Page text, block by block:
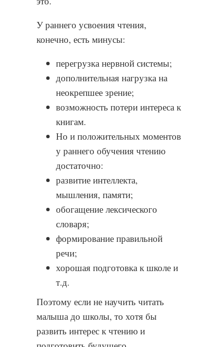
У раннего усвоения чтения,
конечно, есть минусы:
перегрузка нервной системы;
дополнительная нагрузка на
неокрепшее зрение;
возможность потери интереса к
книгам.
Но и положительных моментов
у раннего обучения чтению
достаточно:
развитие интеллекта,
мышления, памяти;
обогащение лексического
словаря;
формирование правильной
речи;
хорошая подготовка к школе и
т.д.
Поэтому если не научить читать
малыша до школы, то хотя бы
развить интерес к чтению и